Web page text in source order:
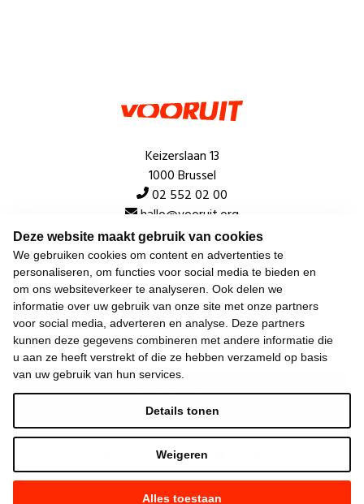
Deze website maakt gebruik van cookies
We gebruiken cookies om content en advertenties te
personaliseren, om functies voor social media te bieden en
om ons websiteverkeer te analyseren. Ook delen we
informatie over uw gebruik van onze site met onze partners
voor social media, adverteren en analyse. Deze partners
kunnen deze gegevens combineren met andere informatie die
u aan ze heeft verstrekt of die ze hebben verzameld op basis
van uw gebruik van hun services.
Alles toestaan
Weigeren
Details tonen
Keizerslaan 13
1000 Brussel
02 552 02 00
hallo@vooruit.org
Snel
Over de beweging
Algemeen
Laatste nieuws